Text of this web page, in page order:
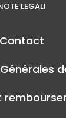
LEGALI
Contact